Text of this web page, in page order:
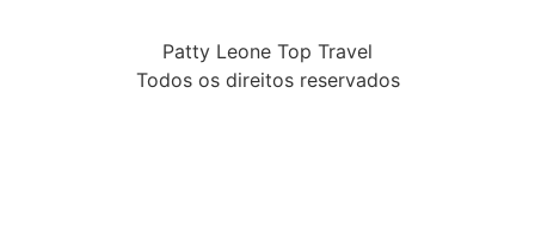
Patty Leone Top Travel
Todos os direitos reservados